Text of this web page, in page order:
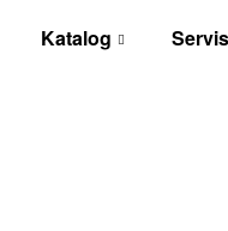
Katalog Servis